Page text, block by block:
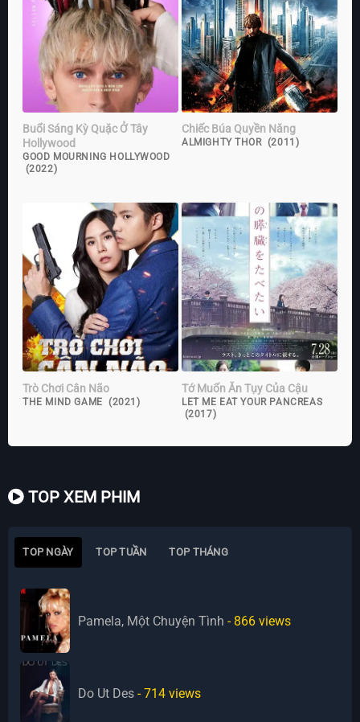
Buổi Sáng Kỳ Quặc Ở Tây
Hollywood
GOOD MOURNING HOLLYWOOD
(2022)
Chiếc Búa Quyền Năng
ALMIGHTY THOR (2011)
Trò Chơi Cân Não
THE MIND GAME (2021)
Tớ Muốn Ăn Tụy Của Cậu
LET ME EAT YOUR PANCREAS
(2017)
TOP XEM PHIM
TOP NGÀY TOP TUẦN TOP THÁNG
Pamela, Một Chuyện Tình - 866 views
Do Ut Des - 714 views